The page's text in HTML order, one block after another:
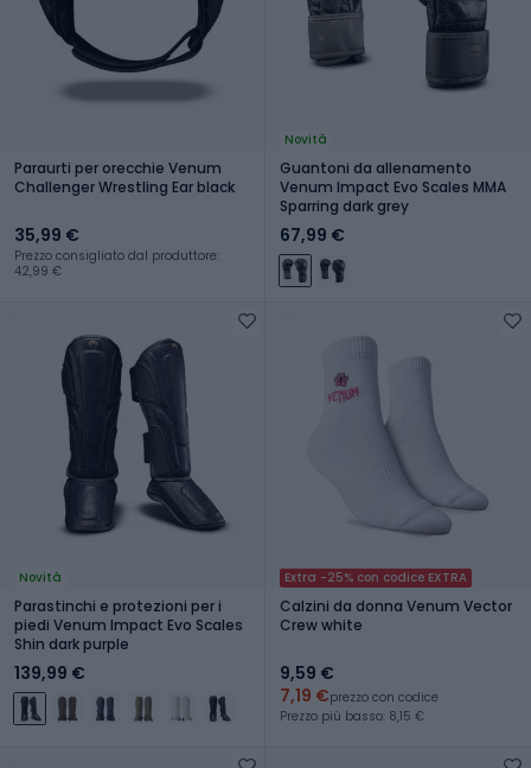
Paraurti per orecchie Venum
Challenger Wrestling Ear black
35,99 €
Prezzo consigliato dal produttore:
42,99 €
Novità
Guantoni da allenamento
Venum Impact Evo Scales MMA
Sparring dark grey
67,99 €
Novità
Parastinchi e protezioni per i
piedi Venum Impact Evo Scales
Shin dark purple
139,99 €
Extra -25% con codice EXTRA
Calzini da donna Venum Vector
Crew white
9,59 €
7,19 €prezzo con codice
Prezzo più basso: 8,15 €